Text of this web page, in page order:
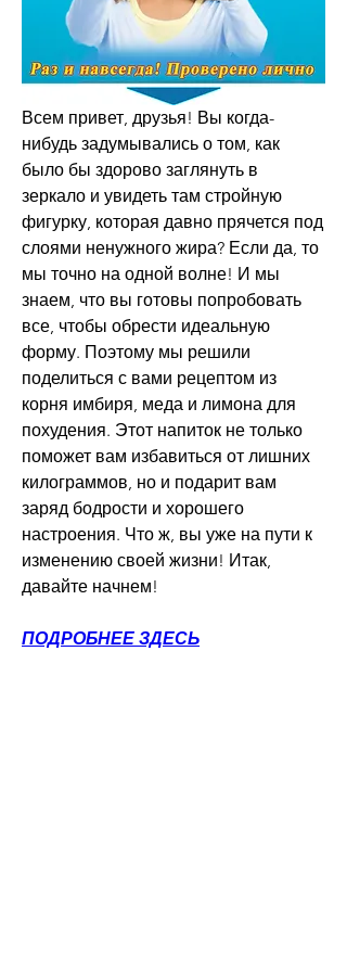
Всем привет, друзья! Вы когда-
нибудь задумывались о том, как
было бы здорово заглянуть в
зеркало и увидеть там стройную
фигурку, которая давно прячется под
слоями ненужного жира? Если да, то
мы точно на одной волне! И мы
знаем, что вы готовы попробовать
все, чтобы обрести идеальную
форму. Поэтому мы решили
поделиться с вами рецептом из
корня имбиря, меда и лимона для
похудения. Этот напиток не только
поможет вам избавиться от лишних
килограммов, но и подарит вам
заряд бодрости и хорошего
настроения. Что ж, вы уже на пути к
изменению своей жизни! Итак,
давайте начнем!
ПОДРОБНЕЕ ЗДЕСЬ